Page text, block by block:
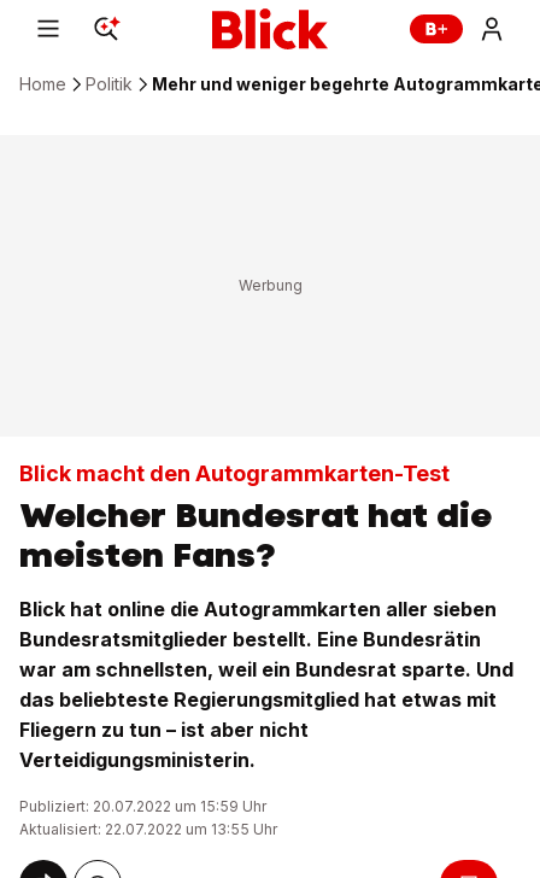
Home Politik Mehr und weniger begehrte
Blick macht den Autogrammkarten-Test
Welcher Bundesrat hat die
meisten Fans?
Blick hat online die Autogrammkarten aller sieben
Bundesratsmitglieder bestellt. Eine Bundesrätin
war am schnellsten, weil ein Bundesrat sparte. Und
das beliebteste Regierungsmitglied hat etwas mit
Fliegern zu tun – ist aber nicht
Verteidigungsministerin.
Publiziert: 20.07.2022 um 15:59 Uhr
Aktualisiert: 22.07.2022 um 13:55 Uhr